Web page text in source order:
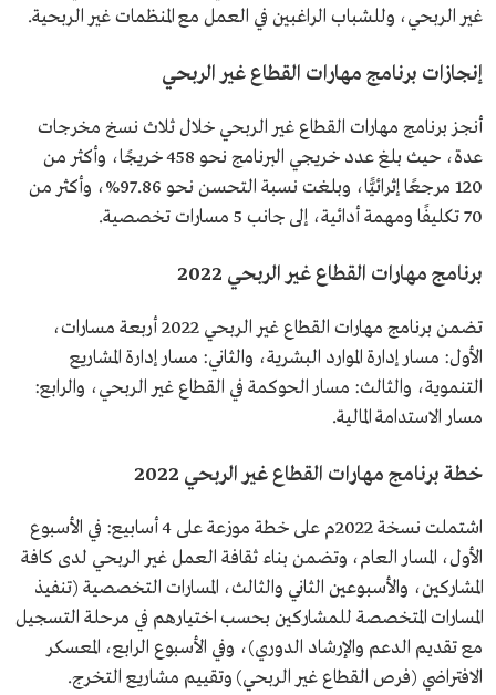
غير الربحي، وللشباب الراغبين في العمل مع المنظمات غير الربحية.
إنجازات برنامج مهارات القطاع غير الربحي
أنجز برنامج مهارات القطاع غير الربحي خلال ثلاث نسخ مخرجات
عدة، حيث بلغ عدد خريجي البرنامج نحو 458 خريجًا، وأكثر من
120 مرجعًا إثرائيًّا، وبلغت نسبة التحسن نحو 97.86%، وأكثر من
70 تكليفًا ومهمة أدائية، إلى جانب 5 مسارات تخصصية.
برنامج مهارات القطاع غير الربحي 2022
تضمن برنامج مهارات القطاع غير الربحي 2022 أربعة مسارات،
الأول: مسار إدارة الموارد البشرية، والثاني: مسار إدارة المشاريع
التنموية، والثالث: مسار الحوكمة في القطاع غير الربحي، والرابع:
مسار الاستدامة المالية.
خطة برنامج مهارات القطاع غير الربحي 2022
اشتملت نسخة 2022م على خطة موزعة على 4 أسابيع: في الأسبوع
الأول، المسار العام، وتضمن بناء ثقافة العمل غير الربحي لدى كافة
المشاركين، والأسبوعين الثاني والثالث، المسارات التخصصية (تنفيذ
المسارات المتخصصة للمشاركين بحسب اختيارهم في مرحلة التسجيل
مع تقديم الدعم والإرشاد الدوري)، وفي الأسبوع الرابع، المعسكر
الافتراضي (فرص القطاع غير الربحي) وتقييم مشاريع التخرج.